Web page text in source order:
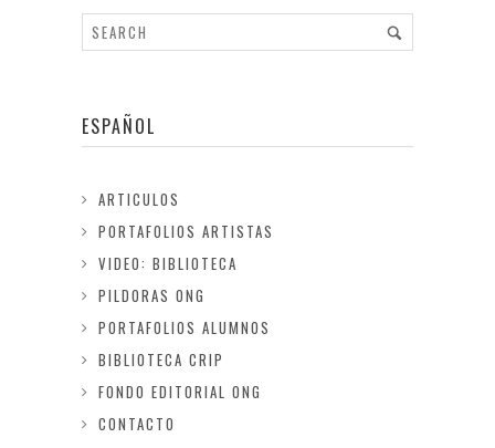
ESPAÑOL
ARTICULOS
PORTAFOLIOS ARTISTAS
VIDEO: BIBLIOTECA
PILDORAS ONG
PORTAFOLIOS ALUMNOS
BIBLIOTECA CRIP
FONDO EDITORIAL ONG
CONTACTO